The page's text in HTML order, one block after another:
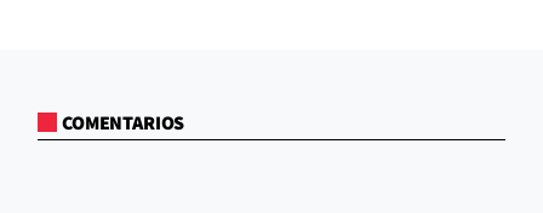
COMENTARIOS